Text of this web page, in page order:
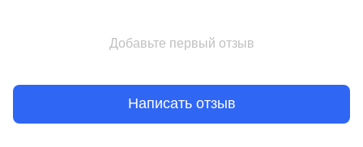
Добавьте первый отзыв
Написать отзыв